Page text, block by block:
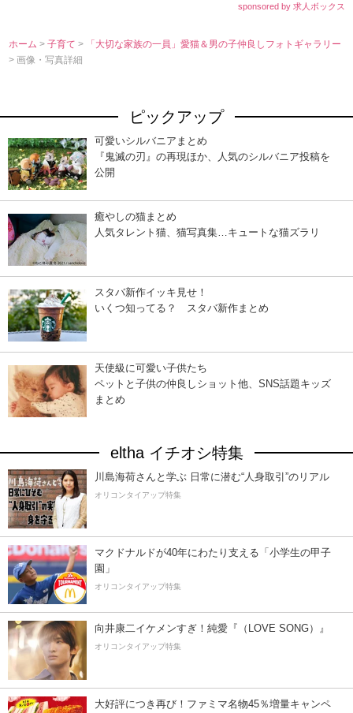
sponsored by 求人ボックス
ホーム >子育て>
「大切な家族の一員」愛猫＆男の子仲良しフォトギャラリー
> 画像・写真詳細
ピックアップ
可愛いシルバニアまとめ
『鬼滅の刃』の再現ほか、人気のシルバニア投稿を
公開
癒やしの猫まとめ
人気タレント猫、猫写真集…キュートな猫ズラリ
スタバ新作イッキ見せ！
いくつ知ってる？ スタバ新作まとめ
天使級に可愛い子供たち
ペットと子供の仲良しショット他、SNS話題キッズ
まとめ
eltha イチオシ特集
川島海荷さんと学ぶ 日常に潜む“人身取引”のリアル
オリコンタイアップ特集
マクドナルドが40年にわたり支える「小学生の甲子
園」
オリコンタイアップ特集
向井康二イケメンすぎ！純愛『（LOVE SONG）』
オリコンタイアップ特集
大好評につき再び！ファミマ名物45％増量キャンペ